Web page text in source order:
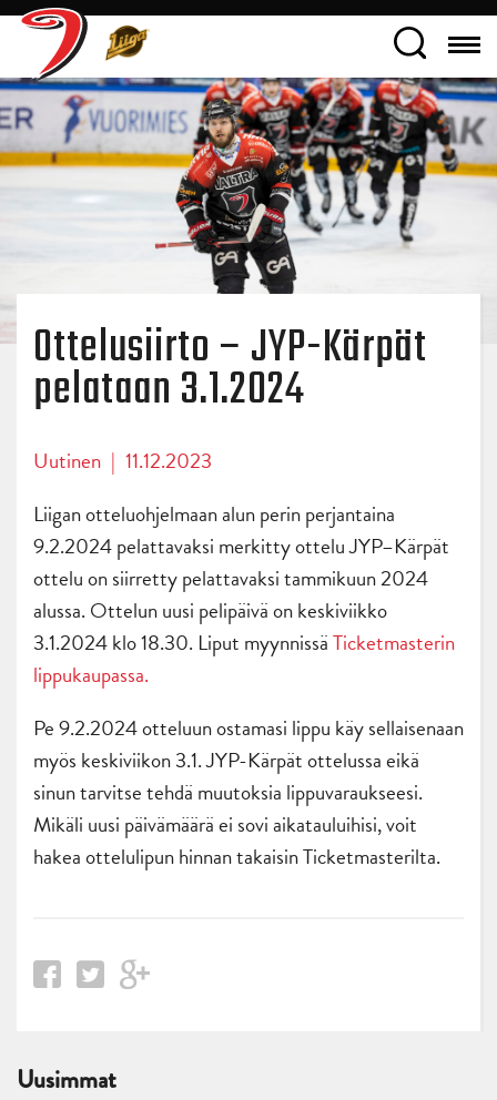
Ottelusiirto – JYP-Kärpät
pelataan 3.1.2024
Uutinen | 11.12.2023
Liigan otteluohjelmaan alun perin perjantaina
9.2.2024 pelattavaksi merkitty ottelu JYP–Kärpät
ottelu on siirretty pelattavaksi tammikuun 2024
alussa. Ottelun uusi pelipäivä on keskiviikko
3.1.2024 klo 18.30. Liput myynnissäTicketmasterin
lippukaupassa.
Pe 9.2.2024 otteluun ostamasi lippu käy sellaisenaan
myös keskiviikon 3.1. JYP-Kärpät ottelussa eikä
sinun tarvitse tehdä muutoksia lippuvaraukseesi.
Mikäli uusi päivämäärä ei sovi aikatauluihisi, voit
hakea ottelulipun hinnan takaisin Ticketmasterilta.
Uusimmat